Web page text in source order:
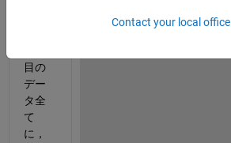
目の
デー
タ全
て
に，
Contact your local office